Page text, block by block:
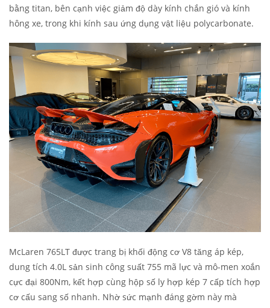
bằng titan, bên cạnh việc giảm độ dày kính chắn gió và kính
hông xe, trong khi kính sau ứng dụng vật liệu polycarbonate.
McLaren 765LT được trang bị khối động cơ V8 tăng áp kép,
dung tích 4.0L sản sinh công suất 755 mã lực và mô-men xoắn
cực đại 800Nm, kết hợp cùng hộp số ly hợp kép 7 cấp tích hợp
cơ cấu sang số nhanh. Nhờ sức mạnh đáng gờm này mà